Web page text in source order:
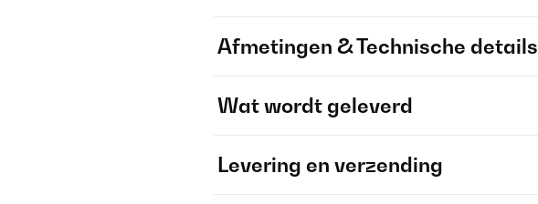
Afmetingen & Technische details
Wat wordt geleverd
Levering en verzending